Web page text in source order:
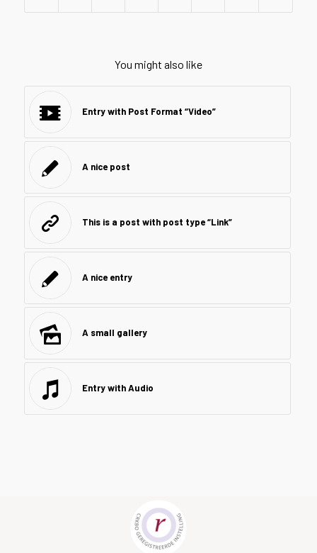
You might also like
Entry with Post Format “Video”
A nice post
This is a post with post type “Link”
A nice entry
A small gallery
Entry with Audio